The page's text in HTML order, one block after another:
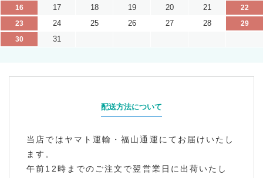
16
17 18 19 20 21
22
23
24 25 26 27 28
29
30
31
配送方法について
当店ではヤマト運輸・福山通運にてお届けいたし
ます。
午前12時までのご注文で翌営業日に出荷いたし